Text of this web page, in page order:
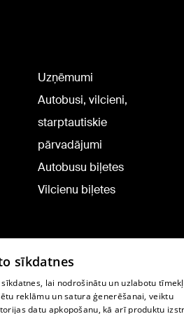
Uzņēmumi
Autobusi, vilcieni,
starptautiskie
pārvadājumi
Autobusu biļetes
Vilcienu biļetes
sīkdatnes
lai nodrošinātu un uzlabotu
reklāmu un satura ģenerēšanai, veiktu
datu apkopošanu, kā arī produktu